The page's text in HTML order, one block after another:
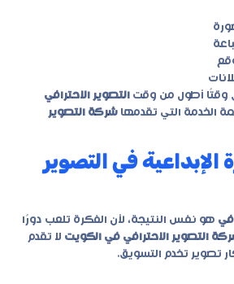
وقتًا أطول من وقت التصوير الاحترافي
الخدمة التي تقدمها شركة التصوير
في التصوير
هو نفس النتيجة، لأن الفكرة تلعب دورًا
التصوير الاحترافي في الكويت لا تقدم
تصوير تخدم التسويق.